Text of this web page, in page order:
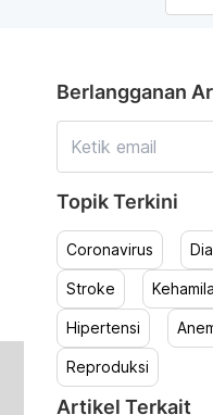
Berlangganan
Topik Terkini
Coronavirus
Stroke
Hipertensi
Reproduksi
Artikel Terkait